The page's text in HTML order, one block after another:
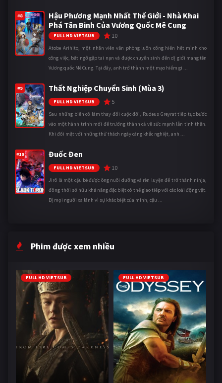
#8
Hậu Phương Mạnh Nhất Thế Giới - Nhà Khai
Phá Tân Binh Của Vương Quốc Mê Cung
FULL HD VIETSUB 10
Atobe Arihito, một nhân viên văn phòng luôn cống hiến hết mình cho
công việc, bất ngờ gặp tai nạn và được chuyển sinh đến dị giới mang tên
Vương quốc Mê Cung. Tại đây, anh trở thành một mạo hiểm gi ...
#9 Thất Nghiệp Chuyển Sinh (Mùa 3)
FULL HD VIETSUB 5
Sau những biến cố làm thay đổi cuộc đời, Rudeus Greyrat tiếp tục bước
vào một hành trình mới để trưởng thành cả về sức mạnh lẫn tinh thần.
Khi đối mặt với những thử thách ngày càng khắc nghiệt, anh ...
#10 Đuốc Đen
FULL HD VIETSUB 10
Jirô là một cậu bé được ông nuôi dưỡng và rèn luyện để trở thành ninja,
đồng thời sở hữu khả năng đặc biệt có thể giao tiếp với các loài động vật.
Bị mọi người xa lánh vì sự khác biệt của mình, cậu ...
Phim được xem nhiều
FULL HD VIETSUB FULL HD VIETSUB